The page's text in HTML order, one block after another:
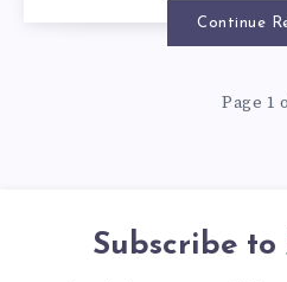
Continue
Page 1
Subscribe to